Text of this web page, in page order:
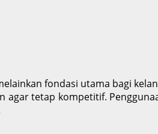
fondasi utama bagi
tetap kompetitif.